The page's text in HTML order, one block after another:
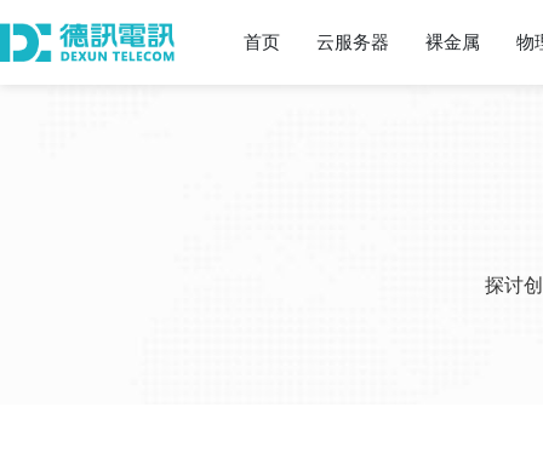
首页 云服务器 裸金属 物
探讨